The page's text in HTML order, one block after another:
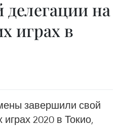
делегации на
играх в
завершили свой
2020 в Токио,